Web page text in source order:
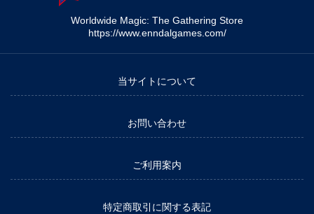
Worldwide Magic: The Gathering Store
https://www.enndalgames.com/
当サイトについて
お問い合わせ
ご利用案内
特定商取引に関する表記